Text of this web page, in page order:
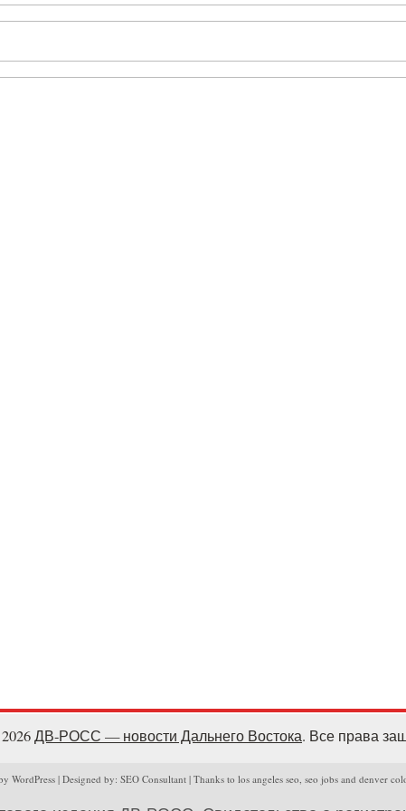
ДВ-РОСС — новости Дальнего Востока. Все права
WordPress | Designed by: SEO Consultant | Thanks to los angeles seo, seo jobs and denver